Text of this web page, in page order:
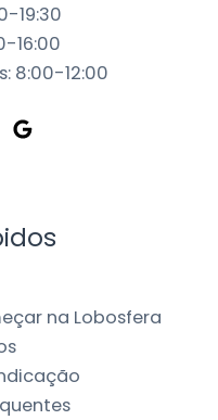
19:30
16:00
8:00-12:00
na Lobosfera